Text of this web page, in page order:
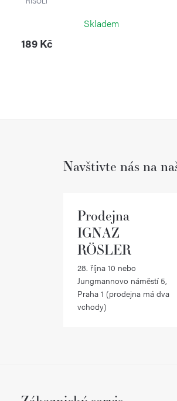
Skladem
189 Kč
Navštivte nás na
Prodejna
IGNAZ
RÖSLER
28. října 10 nebo
Jungmannovo náměstí 5,
Praha 1 (prodejna má dva
vchody)